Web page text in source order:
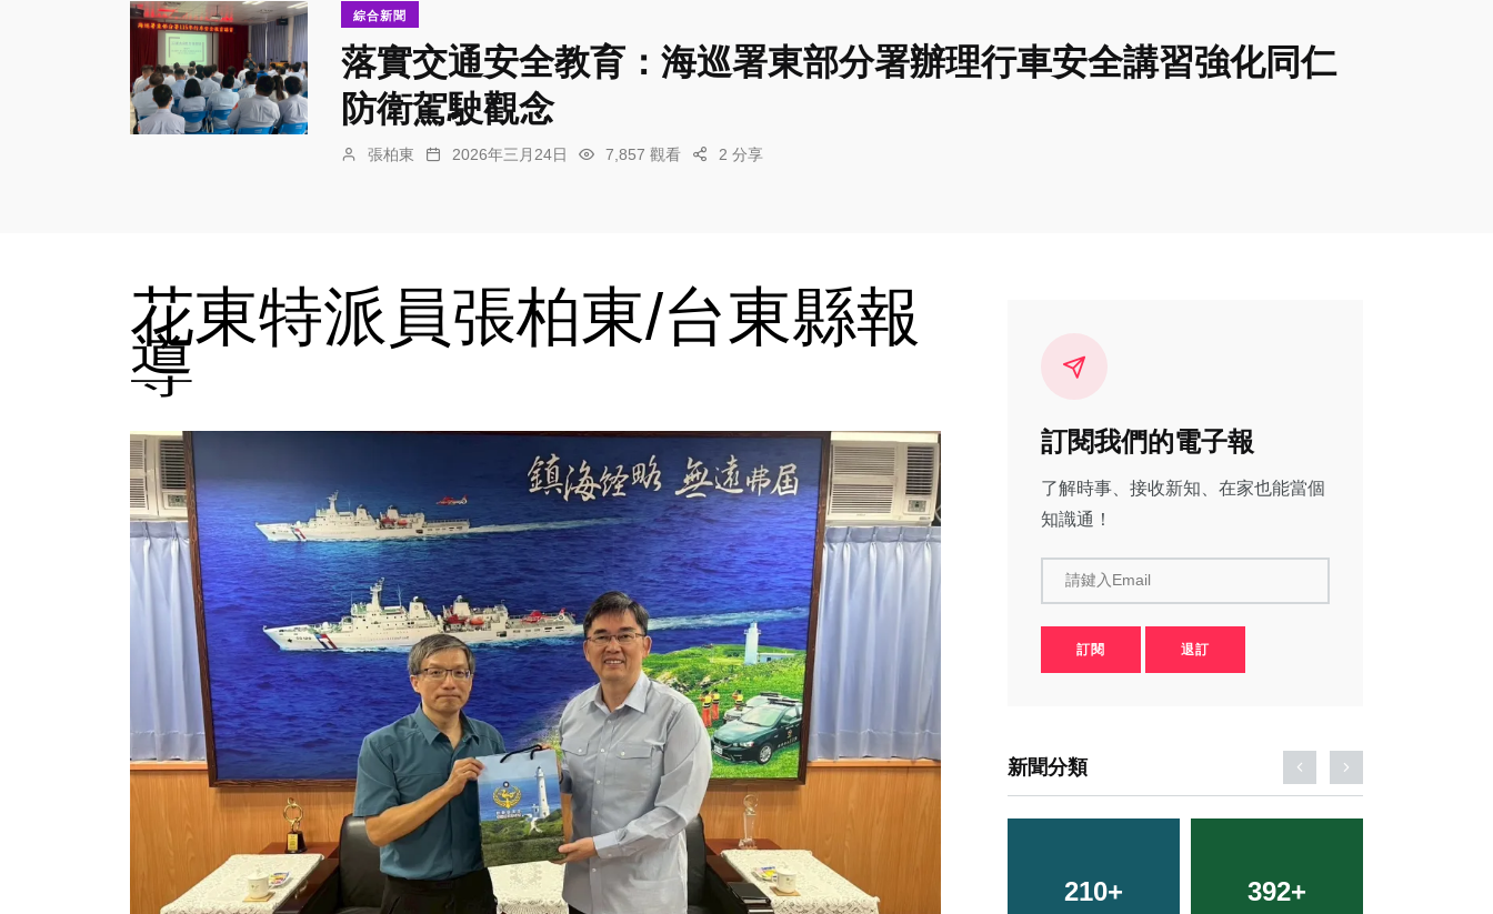
綜合新聞
落實交通安全教育：海巡署東部分署辦理行車安全講習強化同仁
防衛駕駛觀念
張柏東 2026年三月24日 7,857 觀看 2 分享
花東特派員張柏東/台東縣報
導
訂閱我們的電子報
了解時事、接收新知、在家也能當個
知識通！
請鍵入Email
訂閱 退訂
新聞分類
34+ 73 + 231 + 210+ 2+ 34+